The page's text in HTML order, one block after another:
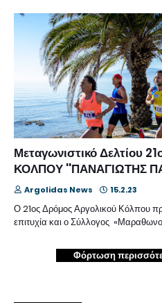
Μεταγωνιστικό Δελτίου
ΚΟΛΠΟΥ ''ΠΑΝΑΓΙΩΤΗΣ
Argolidas News 15.2.23
Ο 21ος Δρόμος Αργολικού Κόλπου
επιτυχία και ο Σύλλογος
Φόρτωση